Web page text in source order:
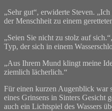
„Sehr gut“, erwiderte Steven.
der Menschheit zu einem
„Seien Sie nicht zu stolz auf
Typ, der sich in einem
„Aus Ihrem Mund klingt meine
ziemlich lächerlich.“
Für einen kurzen Augenblick war
eines Grinsens in Sinters Gesicht
auch ein Lichtspiel des Wassers